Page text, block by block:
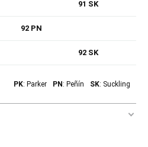
91 SK
92 PN
92 SK
PK: Parker PN: Peñín SK: Suckling